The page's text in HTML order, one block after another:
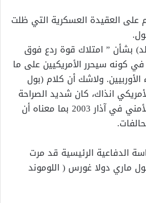
العقيدة العسكرية التي ظلت
بشأن ” امتلاك قوة ردع فوق
كونه سيحرر الأمريكيين على ما
الأوربيين. ولاشك أن كلام (بول
انذاك، كان شديد الصراحة
حين قال في مؤتمر ميونيخ الأمني في آذار 2003 بما معناه أن
الدفاعية الرئيسية قد مرت
ماري دولا غورس ( اللوموند